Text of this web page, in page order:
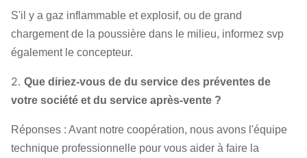
S'il y a gaz inflammable et explosif, ou de grand
chargement de la poussière dans le milieu, informez svp
également le concepteur.
2. Que diriez-vous de du service des préventes de
votre société et du service après-vente ?
Réponses : Avant notre coopération, nous avons l'équipe
technique professionnelle pour vous aider à faire la